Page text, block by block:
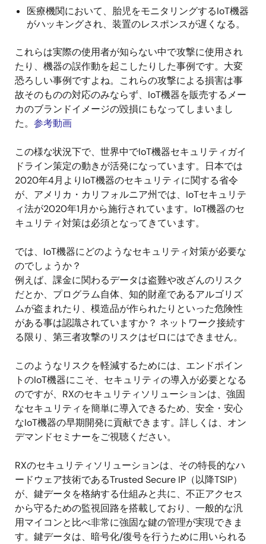
医療機関において、胎児をモニタリングするIoT機器
がハッキングされ、装置のレスポンスが遅くなる。
これらは実際の使用者が知らない中で攻撃に使用され
たり、機器の誤作動を起こしたりした事例です。大変
恐ろしい事例ですよね。これらの攻撃による損害は事
故そのものの対応のみならず、IoT機器を販売するメー
カのブランドイメージの毀損にもなってしまいまし
た。 参考動画
この様な状況下で、世界中でIoT機器セキュリティガイ
ドライン策定の動きが活発になっています。日本では
2020年4月よりIoT機器のセキュリティに関する省令
が、アメリカ・カリフォルニア州では、IoTセキュリテ
ィ法が2020年1月から施行されています。IoT機器のセ
キュリティ対策は必須となってきています。
では、IoT機器にどのようなセキュリティ対策が必要な
のでしょうか？
例えば、課金に関わるデータは盗難や改ざんのリスク
だとか、プログラム自体、知的財産であるアルゴリズ
ムが盗まれたり、模造品が作られたりといった危険性
がある事は認識されていますか？ ネットワーク接続す
る限り、第三者攻撃のリスクはゼロにはできません。
このようなリスクを軽減するためには、エンドポイン
トのIoT機器にこそ、セキュリティの導入が必要となる
のですが、RXのセキュリティソリューションは、強固
なセキュリティを簡単に導入できるため、安全・安心
なIoT機器の早期開発に貢献できます。詳しくは、オン
デマンドセミナーをご視聴ください。
RXのセキュリティソリューションは、その特長的なハ
ードウェア技術であるTrusted Secure IP（以降TSIP）
が、鍵データを格納する仕組みと共に、不正アクセス
から守るための監視回路を搭載しており、一般的な汎
用マイコンと比べ非常に強固な鍵の管理が実現できま
す。鍵データは、暗号化/復号を行うために用いられる